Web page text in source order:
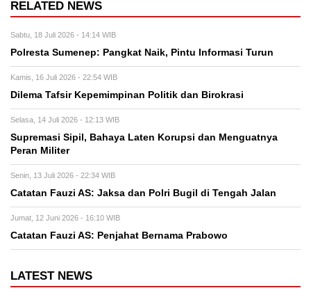
RELATED NEWS
Sabtu, 18 Juli 2026 - 14:14 WIB
Polresta Sumenep: Pangkat Naik, Pintu Informasi Turun
Kamis, 16 Juli 2026 - 22:54 WIB
Dilema Tafsir Kepemimpinan Politik dan Birokrasi
Selasa, 14 Juli 2026 - 12:13 WIB
Supremasi Sipil, Bahaya Laten Korupsi dan Menguatnya
Peran Militer
Senin, 13 Juli 2026 - 22:34 WIB
Catatan Fauzi AS: Jaksa dan Polri Bugil di Tengah Jalan
Jumat, 12 Juni 2026 - 16:10 WIB
Catatan Fauzi AS: Penjahat Bernama Prabowo
LATEST NEWS